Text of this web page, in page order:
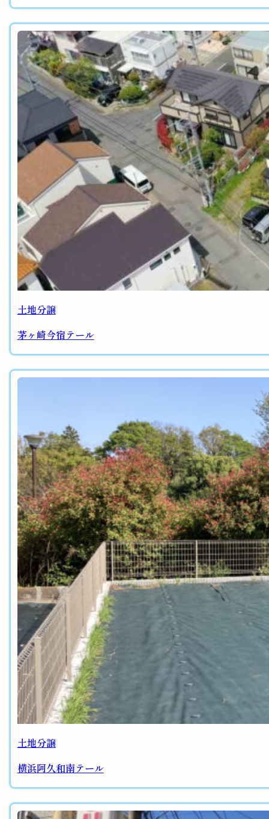
土地分譲
茅ヶ崎今宿テール
土地分譲
横浜阿久和南テール